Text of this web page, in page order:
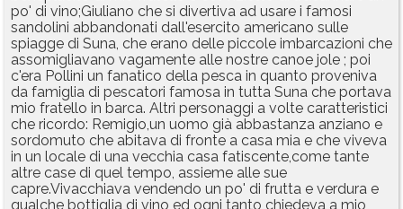
po' di vino;Giuliano che si divertiva ad usare i famosi
sandolini abbandonati dall'esercito americano sulle
spiagge di Suna, che erano delle piccole imbarcazioni che
assomigliavano vagamente alle nostre canoe jole ; poi
c'era Pollini un fanatico della pesca in quanto proveniva
da famiglia di pescatori famosa in tutta Suna che portava
mio fratello in barca. Altri personaggi a volte caratteristici
che ricordo: Remigio,un uomo già abbastanza anziano e
sordomuto che abitava di fronte a casa mia e che viveva
in un locale di una vecchia casa fatiscente,come tante
altre case di quel tempo, assieme alle sue
capre.Vivacchiava vendendo un po' di frutta e verdura e
qualche bottiglia di vino ed ogni tanto chiedeva a mio